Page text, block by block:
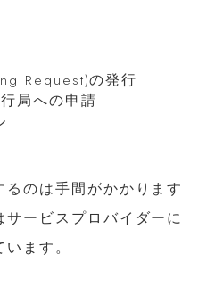
Request)の発行
局への申請
のは手間がかかります
ービスプロバイダーに
ます。